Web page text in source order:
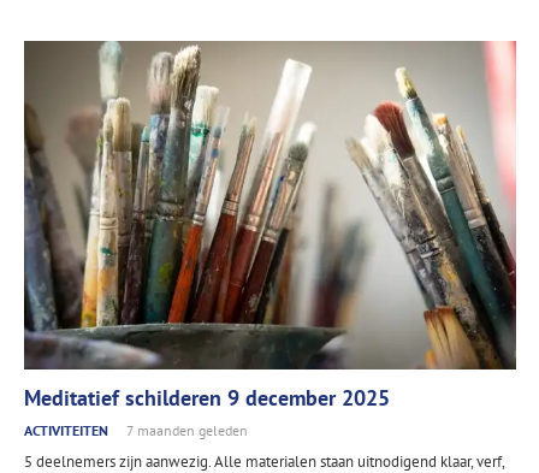
Meditatief schilderen 9 december 2025
ACTIVITEITEN 7 maanden geleden
5 deelnemers zijn aanwezig. Alle materialen staan uitnodigend klaar, verf,